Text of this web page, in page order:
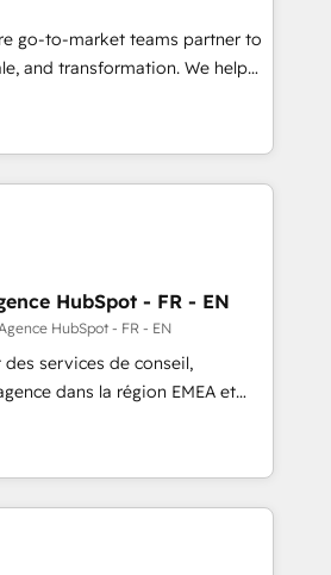
MAからの移行支援：Salesforce・
らの移行、カスタム設計、履歴
まで。 ▸ AEO対応：ChatGPT・
を選ぶの
パートナー認定 ✓ HubSpotアワ
ダー ✓ ISO27001:2022 /
現
Breeze AI and custom agents
HIPAA-compliance
go-to-market teams partner to
and transformation. We help
HubSpot’s AI-powered
operationalize HubSpot’s
through expert-led
and purpose-built apps,
Drive pipeline with inbound,
👩‍💻Web Design:
websites with UX, messaging,
that drive results. 🤖AI
with tailored AI services. 🧩
HubSpot with custom
HubSpot - FR - EN
HubSpot - FR - EN
services de conseil,
dans la région EMEA et
plus de 115 experts en
Growth, Revops, CRM et
integrator. With over 115
(We focus on EMEA - USA